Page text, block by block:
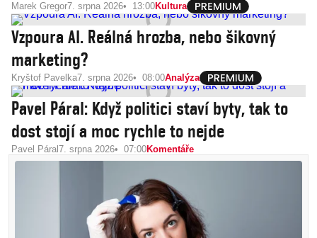
Marek Gregor7. srpna 2026 13:00Kultura
Vzpoura AI. Reálná hrozba, nebo šikovný
marketing?
Kryštof Pavelka7. srpna 2026 08:00Analýza
Pavel Páral: Když politici staví byty, tak to
dost stojí a moc rychle to nejde
Pavel Páral 7. srpna 2026 07:00Komentáře